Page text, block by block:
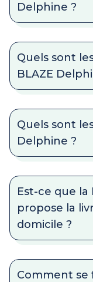
Delphine ?
Quels sont
BLAZE
Quels sont
Delphine ?
Est-ce que la
propose la
domicile ?
Comment se